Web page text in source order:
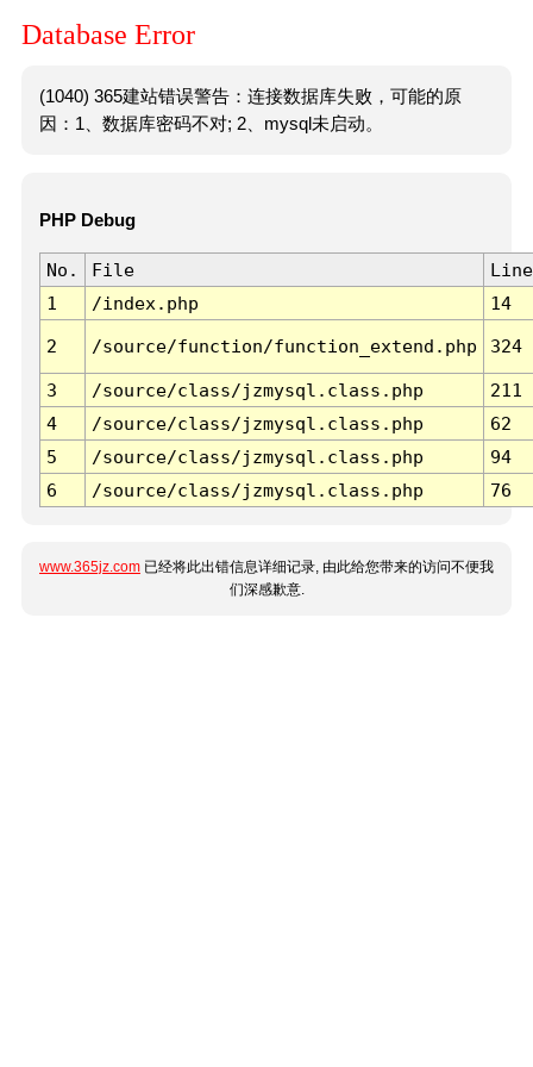
Database Error
(1040) 365建站错误警告：连接数据库失败，可能的原
因：1、数据库密码不对; 2、mysql未启动。
PHP Debug
No. File
Line
1
/index.php 14
2 /source/function/function_extend.php 324
3 /source/class/jzmysql.class.php
211
4
/source/class/jzmysql.class.php
62
5
/source/class/jzmysql.class.php
94
6
/source/class/jzmysql.class.php 76
www.365jz.com 已经将此出错信息详细记录, 由此给您带来的访问不便我
们深感歉意.